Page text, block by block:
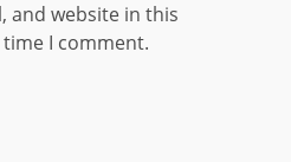
and website in this
I comment.